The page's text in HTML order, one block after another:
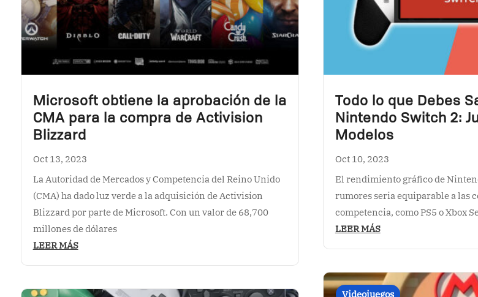
Microsoft obtiene la aprobación de la
CMA para la compra de Activision
Blizzard
Oct 13, 2023
La Autoridad de Mercados y Competencia del Reino Unido
(CMA) ha dado luz verde a la adquisición de Activision
Blizzard por parte de Microsoft. Con un valor de 68,700
millones de dólares
LEER MÁS
Todo lo que Debes
Nintendo Switch 2:
Modelos
Oct 10, 2023
El rendimiento gráfico de
rumores seria equiparable a las
competencia, como PS5 o Xbox
LEER MÁS